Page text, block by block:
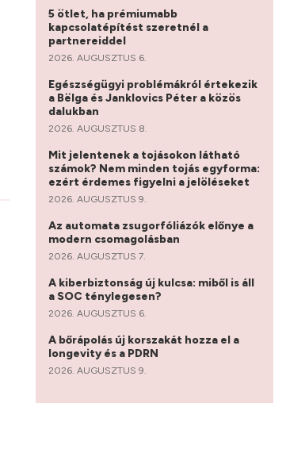
5 ötlet, ha prémiumabb
kapcsolatépítést szeretnél a
partnereiddel
2026. AUGUSZTUS 6.
Egészségügyi problémákról értekezik
a Bëlga és Janklovics Péter a közös
dalukban
2026. AUGUSZTUS 8.
Mit jelentenek a tojásokon látható
számok? Nem minden tojás egyforma:
ezért érdemes figyelni a jelöléseket
2026. AUGUSZTUS 9.
Az automata zsugorfóliázók előnye a
modern csomagolásban
2026. AUGUSZTUS 7.
A kiberbiztonság új kulcsa: miből is áll
a SOC ténylegesen?
2026. AUGUSZTUS 6.
A bőrápolás új korszakát hozza el a
longevity és a PDRN
2026. AUGUSZTUS 9.